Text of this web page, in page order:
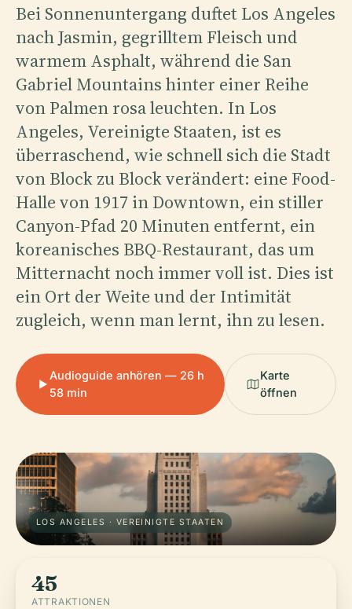
Bei Sonnenuntergang duftet Los Angeles
nach Jasmin, gegrilltem Fleisch und
warmem Asphalt, während die San
Gabriel Mountains hinter einer Reihe
von Palmen rosa leuchten. In Los
Angeles, Vereinigte Staaten, ist es
überraschend, wie schnell sich die Stadt
von Block zu Block verändert: eine Food-
Halle von 1917 in Downtown, ein stiller
Canyon-Pfad 20 Minuten entfernt, ein
koreanisches BBQ-Restaurant, das um
Mitternacht noch immer voll ist. Dies ist
ein Ort der Weite und der Intimität
zugleich, wenn man lernt, ihn zu lesen.
Audioguide anhören — 26 h
58 min
Karte
öffnen
LOS ANGELES · VEREINIGTE STAATEN
45
ATTRAKTIONEN